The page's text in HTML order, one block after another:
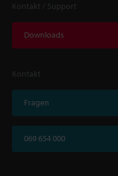
Kontakt / Support
Downloads
Kontakt
Fragen
069 654 000